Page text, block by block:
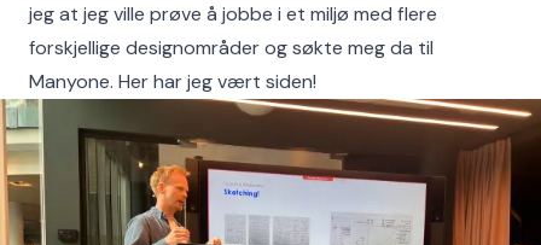
jeg at jeg ville prøve å jobbe i et miljø med flere
forskjellige designområder og søkte meg da til
Manyone. Her har jeg vært siden!